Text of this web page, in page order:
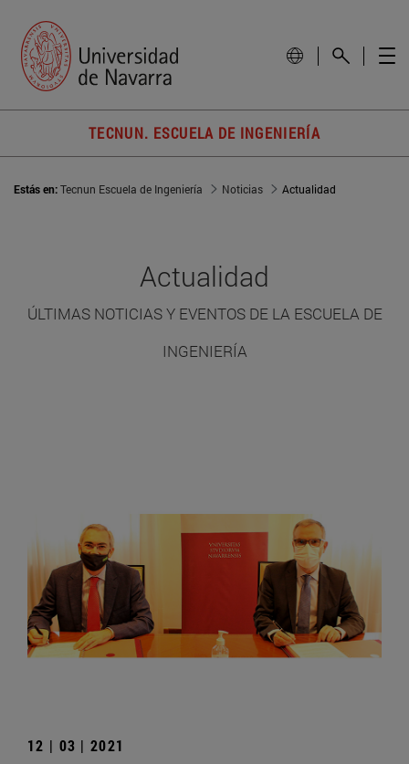
TECNUN. ESCUELA DE INGENIERÍA
Estás en:Tecnun Escuela de Ingeniería Noticias Actualidad
Actualidad
ÚLTIMAS NOTICIAS Y EVENTOS DE LA ESCUELA DE
INGENIERÍA
12 | 03 | 2021